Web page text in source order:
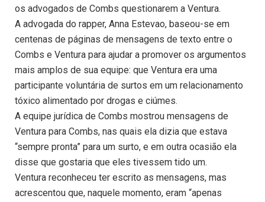
os advogados de Combs questionarem a Ventura.
A advogada do rapper, Anna Estevao, baseou-se em
centenas de páginas de mensagens de texto entre o
Combs e Ventura para ajudar a promover os argumentos
mais amplos de sua equipe: que Ventura era uma
participante voluntária de surtos em um relacionamento
tóxico alimentado por drogas e ciúmes.
A equipe jurídica de Combs mostrou mensagens de
Ventura para Combs, nas quais ela dizia que estava
“sempre pronta” para um surto, e em outra ocasião ela
disse que gostaria que eles tivessem tido um.
Ventura reconheceu ter escrito as mensagens, mas
acrescentou que, naquele momento, eram “apenas